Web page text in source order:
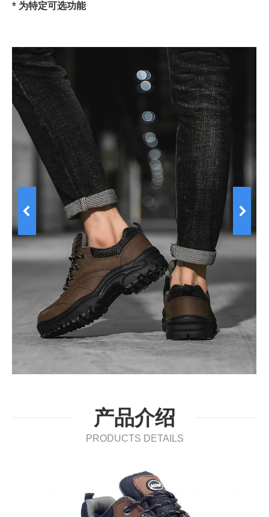
* 为特定可选功能
产品介绍
PRODUCTS DETAILS